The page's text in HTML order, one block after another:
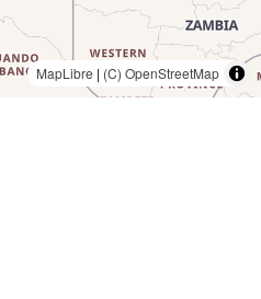
MapLibre | (C) OpenStreetMap